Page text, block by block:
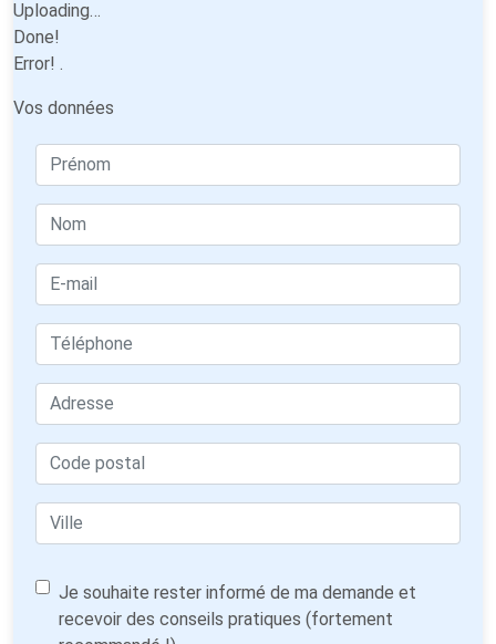
Uploading…
Done!
Error! .
Vos données
Je souhaite rester informé de ma demande et
recevoir des conseils pratiques (fortement